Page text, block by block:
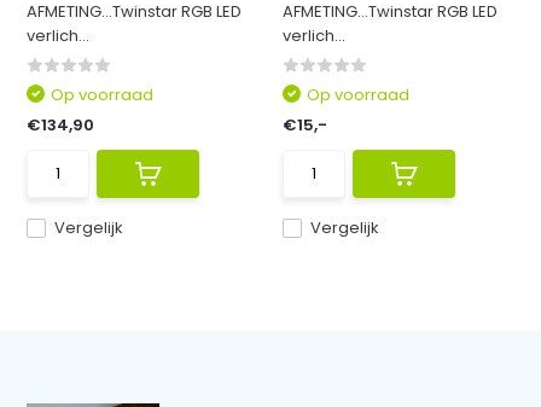
AFMETING...Twinstar RGB LED
verlich...
Vergelijk
Op voorraad
€134,90
AFMETING...Twinstar RGB LED
verlich...
Vergelijk
Op voorraad
€15,-